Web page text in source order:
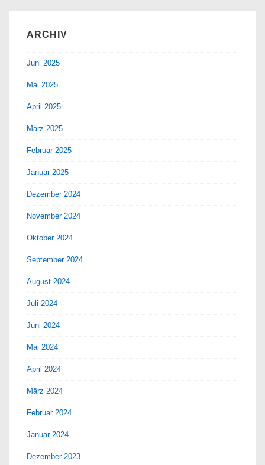
ARCHIV
Juni 2025
Mai 2025
April 2025
März 2025
Februar 2025
Januar 2025
Dezember 2024
November 2024
Oktober 2024
September 2024
August 2024
Juli 2024
Juni 2024
Mai 2024
April 2024
März 2024
Februar 2024
Januar 2024
Dezember 2023